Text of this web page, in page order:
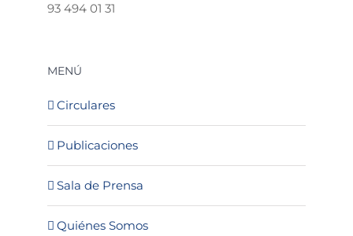
93 494 01 31
MENÚ
Circulares
Publicaciones
Sala de Prensa
Quiénes Somos